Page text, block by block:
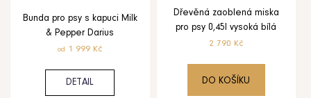
Bunda pro psy s kapuci Milk
& Pepper Darius
od 1 999 Kč
DETAIL
Dřevěná zaoblená miska
pro psy 0,45l vysoká bílá
2 790 Kč
DO KOŠÍKU